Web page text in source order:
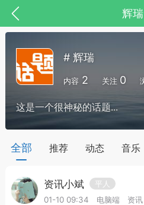
辉瑞
，华夏中医人：家门口的中
节气气象
# 辉瑞
内容 2 关注 0
这是一个很神秘的话题...
全部 推荐 动态 音乐
资讯小斌
平人
01-10 09:34
电脑端 资讯